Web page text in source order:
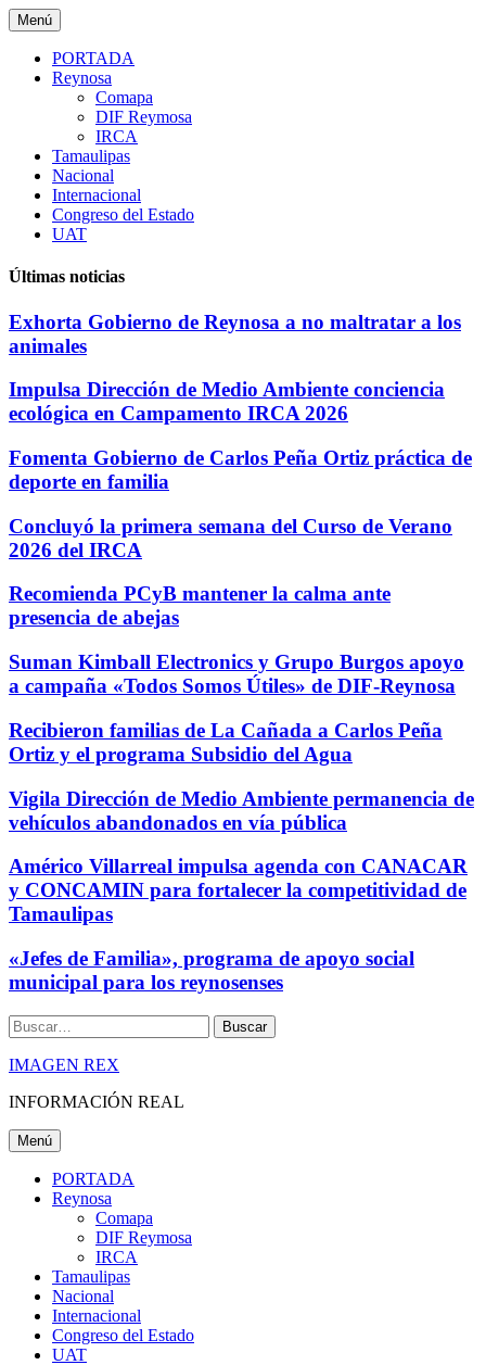
Saltar
al
contenido
Menú
PORTADA
Reynosa
Comapa
DIF Reymosa
IRCA
Tamaulipas
Nacional
Internacional
Congreso del Estado
UAT
Últimas noticias
Exhorta Gobierno de Reynosa a no maltratar a los
animales
Impulsa Dirección de Medio Ambiente conciencia
ecológica en Campamento IRCA 2026
Fomenta Gobierno de Carlos Peña Ortiz práctica de
deporte en familia
Concluyó la primera semana del Curso de Verano
2026 del IRCA
Recomienda PCyB mantener la calma ante
presencia de abejas
Suman Kimball Electronics y Grupo Burgos apoyo
a campaña «Todos Somos Útiles» de DIF-Reynosa
Recibieron familias de La Cañada a Carlos Peña
Ortiz y el programa Subsidio del Agua
Vigila Dirección de Medio Ambiente permanencia de
vehículos abandonados en vía pública
Américo Villarreal impulsa agenda con CANACAR
y CONCAMIN para fortalecer la competitividad de
Tamaulipas
«Jefes de Familia», programa de apoyo social
municipal para los reynosenses
Buscar
IMAGEN REX
INFORMACIÓN REAL
Menú
PORTADA
Reynosa
Comapa
DIF Reymosa
IRCA
Tamaulipas
Nacional
Internacional
Congreso del Estado
UAT